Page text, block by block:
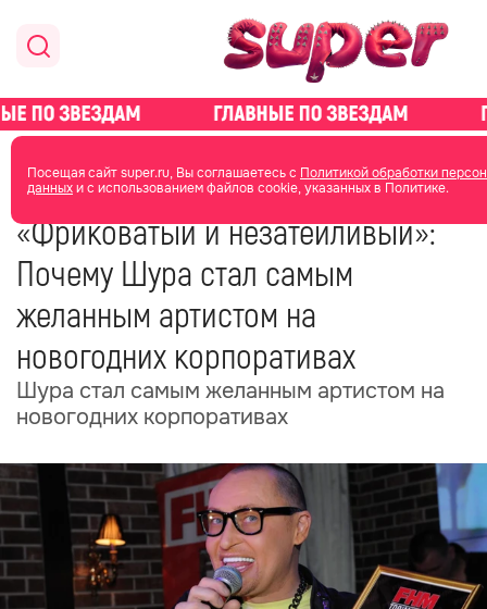
Посещая сайт super.ru, Вы соглашаетесь с Политикой обработки
данныхи с использованием файлов cookie, указанных в Политике.
главная новости о звездах новости
«Фриковатый и незатейливый»:
Почему Шура стал самым
желанным артистом на
новогодних корпоративах
Шура стал самым желанным артистом на
новогодних корпоративах